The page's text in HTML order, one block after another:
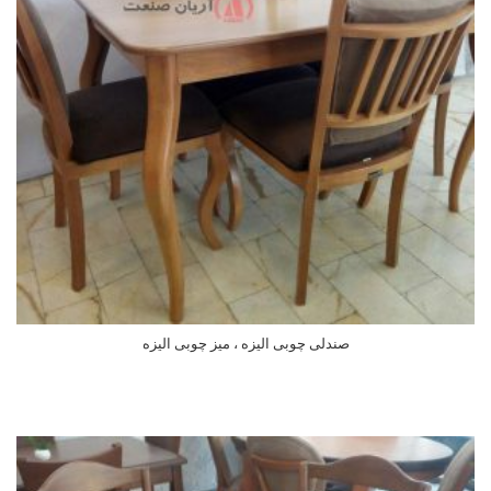
صندلی چوبی الیزه ، میز چوبی الیزه
اطلاعات بیشتر